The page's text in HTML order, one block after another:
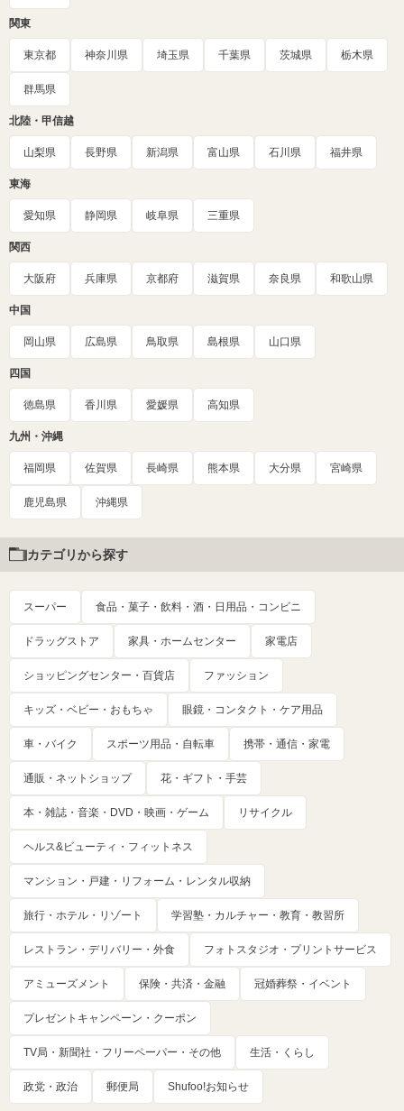
関東
東京都 神奈川県 埼玉県 千葉県 茨城県 栃木県
群馬県
北陸・甲信越
山梨県 長野県 新潟県 富山県 石川県 福井県
東海
愛知県 静岡県 岐阜県 三重県
関西
大阪府 兵庫県 京都府 滋賀県 奈良県 和歌山県
中国
岡山県 広島県 鳥取県 島根県 山口県
四国
徳島県 香川県 愛媛県 高知県
九州・沖縄
福岡県 佐賀県 長崎県 熊本県 大分県 宮崎県
鹿児島県 沖縄県
カテゴリから探す
スーパー 食品・菓子・飲料・酒・日用品・コンビニ
ドラッグストア 家具・ホームセンター 家電店
ショッピングセンター・百貨店 ファッション
キッズ・ベビー・おもちゃ 眼鏡・コンタクト・ケア用品
車・バイク スポーツ用品・自転車 携帯・通信・家電
通販・ネットショップ 花・ギフト・手芸
本・雑誌・音楽・DVD・映画・ゲーム リサイクル
ヘルス&ビューティ・フィットネス
マンション・戸建・リフォーム・レンタル収納
旅行・ホテル・リゾート 学習塾・カルチャー・教育・教習所
レストラン・デリバリー・外食 フォトスタジオ・プリントサービス
アミューズメント 保険・共済・金融 冠婚葬祭・イベント
プレゼントキャンペーン・クーポン
TV局・新聞社・フリーペーパー・その他 生活・くらし
政党・政治 郵便局 Shufoo!お知らせ